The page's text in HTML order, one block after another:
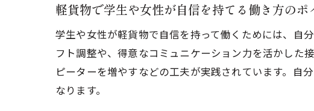
初
ラ
女
軽
軽貨物で学生や女性が自信を持てる働き方のポ
学生や女性が軽貨物で自信を持って働くためには、自
フト調整や、得意なコミュニケーション力を活かした
ピーターを増やすなどの工夫が実践されています。自
なります。